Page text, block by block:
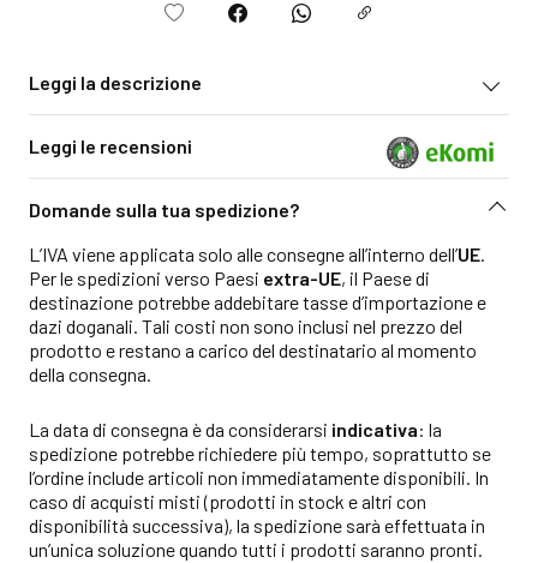
Leggi la descrizione
Leggi le recensioni
Domande sulla tua spedizione?
L’IVA viene applicata solo alle consegne all’interno dell’UE
Per le spedizioni verso Paesi extra-UE, il Paese di
destinazione potrebbe addebitare tasse d’importazione e
dazi doganali. Tali costi non sono inclusi nel prezzo del
prodotto e restano a carico del destinatario al momento
della consegna.
La data di consegna è da considerarsi indicativa: la
spedizione potrebbe richiedere più tempo, soprattutto se
l’ordine include articoli non immediatamente disponibili. In
caso di acquisti misti (prodotti in stock e altri con
disponibilità successiva), la spedizione sarà effettuata in
un’unica soluzione quando tutti i prodotti saranno pronti.